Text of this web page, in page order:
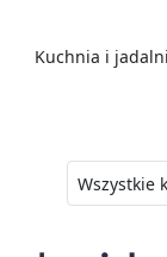
Kuchnia i